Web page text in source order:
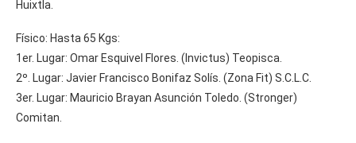
Huixtla.
Físico: Hasta 65 Kgs:
1er. Lugar: Omar Esquivel Flores. (Invictus) Teopisca.
2º. Lugar: Javier Francisco Bonifaz Solís. (Zona Fit) S.C.L.C.
3er. Lugar: Mauricio Brayan Asunción Toledo. (Stronger)
Comitan.